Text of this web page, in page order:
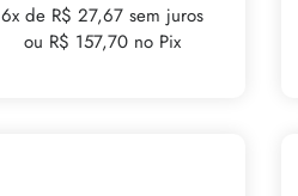
6x de R$ 27,67 sem juros
ou R$ 157,70 no Pix